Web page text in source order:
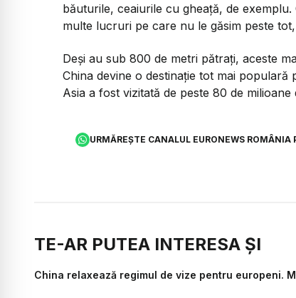
băuturile, ceaiurile cu gheață, de
multe lucruri pe care nu le găsim peste
Deși au sub 800 de metri pătrați, aceste
China devine o destinație tot mai
Asia a fost vizitată de peste 80 de milioane
URMĂREȘTE CANALUL EURONEWS ROMÂNIA
TE-AR PUTEA INTERESA ȘI
China relaxează regimul de vize pentru europeni.